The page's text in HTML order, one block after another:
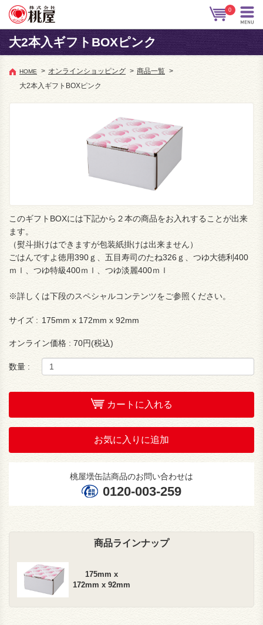
0
大2本入ギフトBOXピンク
HOME > オンラインショッピング > 商品一覧 >
大2本入ギフトBOXピンク
このギフトBOXには下記から２本の商品をお入れすることが出来
ます。
（熨斗掛けはできますが包装紙掛けは出来ません）
ごはんですよ徳用390ｇ、五目寿司のたね326ｇ、つゆ大徳利400
ｍｌ、つゆ特級400ｍｌ、つゆ淡麗400ｍｌ
※詳しくは下段のスペシャルコンテンツをご参照ください。
サイズ : 175mm x 172mm x 92mm
オンライン価格 : 70円(税込)
数量 :
カートに入れる
お気に入りに追加
桃屋壜缶詰商品のお問い合わせは
0120-003-259
商品ラインナップ
175mm x
172mm x 92mm